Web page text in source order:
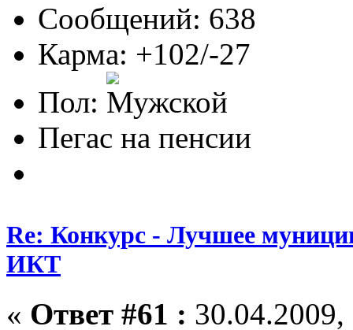
Сообщений: 638
Карма: +102/-27
Пол:
Пегас на пенсии
Re: Конкурс - Лучшее
ИКТ
« Ответ #61 :